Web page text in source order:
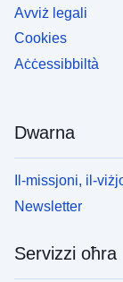
Avviż legali
Cookies
Aċċessibbiltà
Dwarna
Il-missjoni, il-
Newsletter
Servizzi oħra